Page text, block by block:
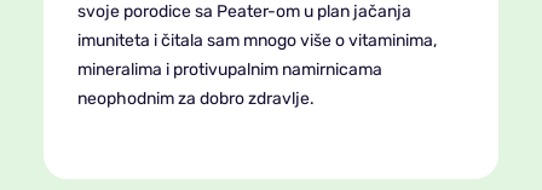
svoje porodice sa Peater-om u plan jačanja
imuniteta i čitala sam mnogo više o vitaminima,
mineralima i protivupalnim namirnicama
neophodnim za dobro zdravlje.